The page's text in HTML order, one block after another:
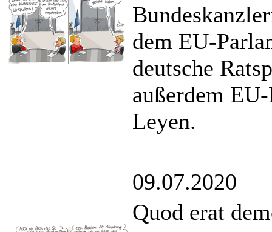
dem EU-
deutsche
außerdem
Leyen.
09.07.2020
Quod erat